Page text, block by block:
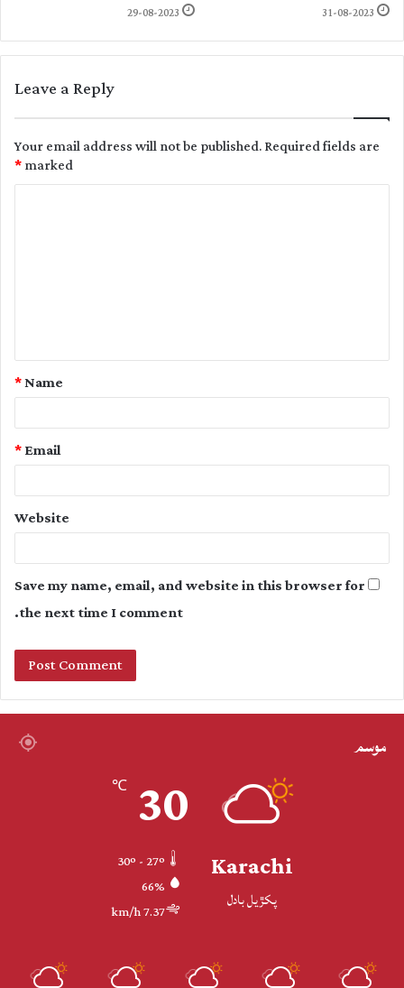
31-08-2023
29-08-2023
Leave a Reply
Your email address will not be published.Required fields are
marked
*
t
Name
*
Email
*
Website
Save my name, email, and website in this browser for
the next time I comment.
موسم
Karachi
پکڙيل بادل
30
℃
66%
7.37 km/h